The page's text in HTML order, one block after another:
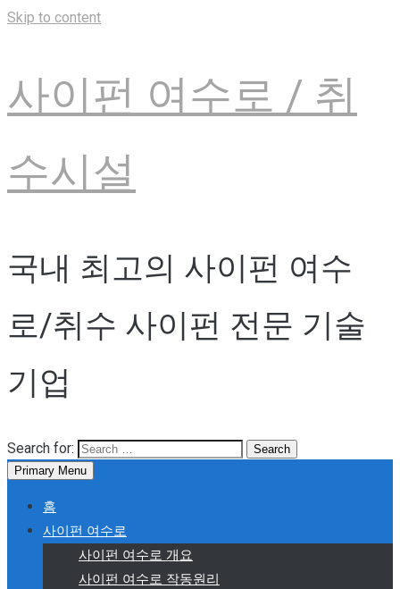
Skip to content
사이펀 여수로 / 취
수시설
국내 최고의 사이펀 여수
로/취수 사이펀 전문 기술
기업
Search for:
Primary Menu
홈
사이펀 여수로
사이펀 여수로 개요
사이펀 여수로 작동원리